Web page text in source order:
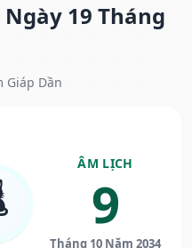
19 Tháng
Giáp Dần
ÂM LỊCH
9
Tháng 10 Năm 2034